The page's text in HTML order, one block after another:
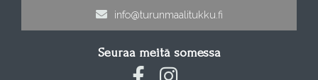
info@turunmaalitukku.fi
Seuraa meitä somessa